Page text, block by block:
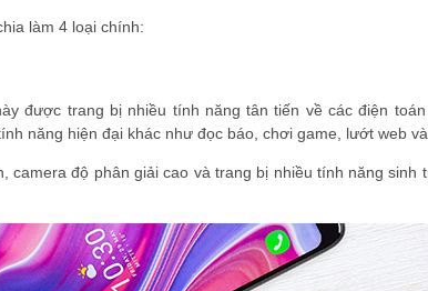
làm 4 loại chính:
được trang bị nhiều tính năng tân tiến về các điện
năng hiện đại khác như đọc báo, chơi game, lướt web
độ phân giải cao và trang bị nhiều tính năng sinh